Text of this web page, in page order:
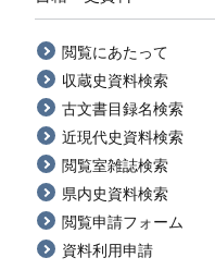
閲覧にあたって
収蔵史資料検索
古文書目録名検索
近現代史資料検索
閲覧室雑誌検索
県内史資料検索
閲覧申請フォーム
資料利用申請